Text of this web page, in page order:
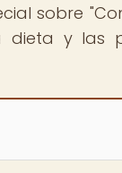
sobre
dieta y las